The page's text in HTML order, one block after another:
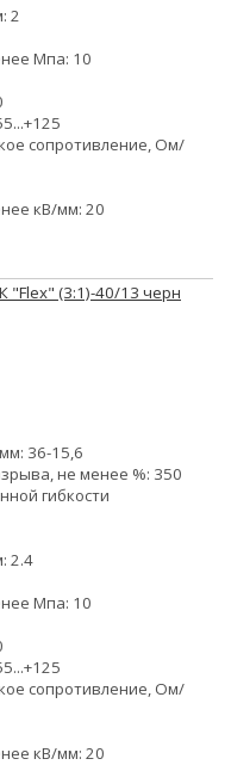
2
Мпа: 10
сопротивление, Ом/
кВ/мм: 20
"Flex" (3:1)-40/13 черн
36-15,6
не менее %: 350
гибкости
2.4
Мпа: 10
сопротивление, Ом/
кВ/мм: 20